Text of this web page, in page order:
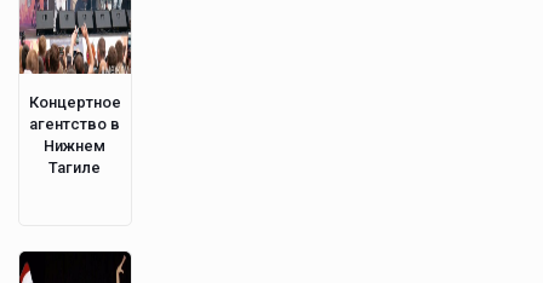
Концертное
агентство в
Нижнем
Тагиле